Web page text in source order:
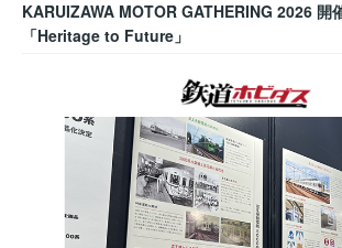
KARUIZAWA MOTOR GATHERING 2026 開
「Heritage to Future」